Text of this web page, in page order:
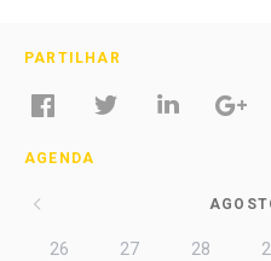
PARTILHAR
AGENDA
26 27 28